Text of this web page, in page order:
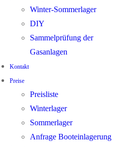
Winter-Sommerlager
DIY
Sammelprüfung der
Gasanlagen
Kontakt
Preise
Preisliste
Winterlager
Sommerlager
Anfrage Booteinlagerung